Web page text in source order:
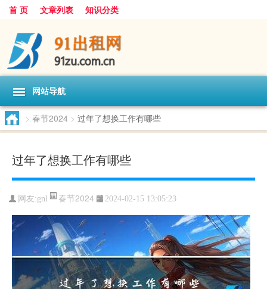
首 页 文章列表 知识分类
网站导航
> 春节2024 > 过年了想换工作有哪些
过年了想换工作有哪些
网友:gnl 春节2024 2024-02-15 13:05:23